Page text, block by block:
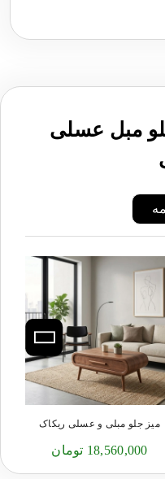
مبل عسلی
میز جلو مبلی و عسلی ریکاک
18,560,000 تومان